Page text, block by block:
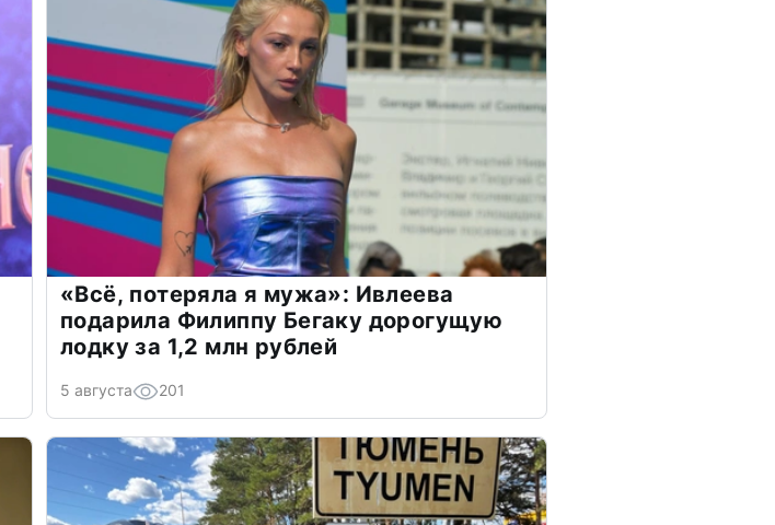
«Всё, потеряла я мужа»: Ивлеева
подарила Филиппу Бегаку дорогущую
лодку за 1,2 млн рублей
5 августа 201